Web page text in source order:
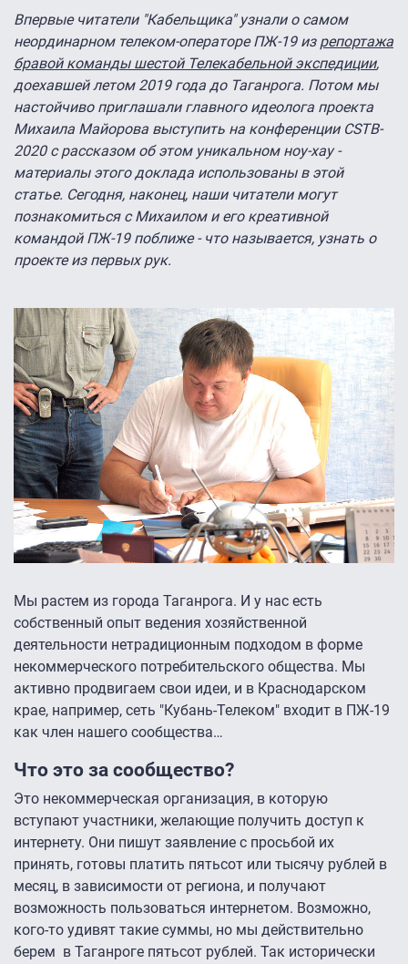
Впервые читатели "Кабельщика" узнали о самом
неординарном телеком-операторе ПЖ-19 из репортажа
бравой команды шестой Телекабельной экспедиции,
доехавшей летом 2019 года до Таганрога. Потом мы
настойчиво приглашали главного идеолога проекта
Михаила Майорова выступить на конференции CSTB-
2020 с рассказом об этом уникальном ноу-хау -
материалы этого доклада использованы в этой
статье. Сегодня, наконец, наши читатели могут
познакомиться с Михаилом и его креативной
командой ПЖ-19 поближе - что называется, узнать о
проекте из первых рук.
Мы растем из города Таганрога. И у нас есть
собственный опыт ведения хозяйственной
деятельности нетрадиционным подходом в форме
некоммерческого потребительского общества. Мы
активно продвигаем свои идеи, и в Краснодарском
крае, например, сеть "Кубань-Телеком" входит в ПЖ-19
как член нашего сообщества…
Что это за сообщество?
Это некоммерческая организация, в которую
вступают участники, желающие получить доступ к
интернету. Они пишут заявление с просьбой их
принять, готовы платить пятьсот или тысячу рублей в
месяц, в зависимости от региона, и получают
возможность пользоваться интернетом. Возможно,
кого-то удивят такие суммы, но мы действительно
берем в Таганроге пятьсот рублей. Так исторически